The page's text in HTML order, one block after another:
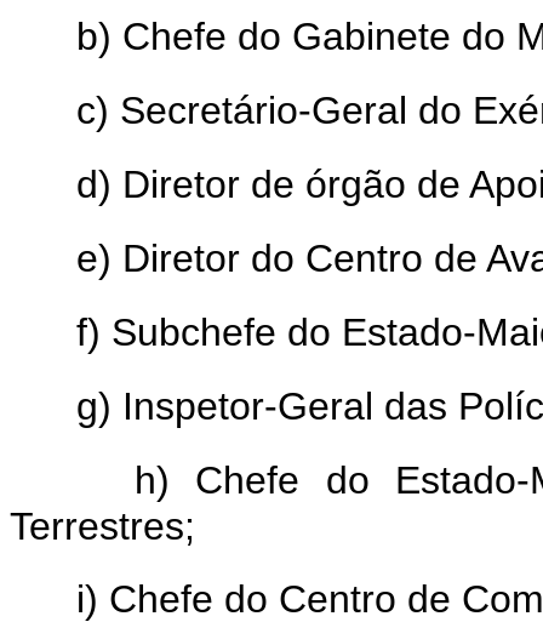
b) Chefe do Gabinete do
c) Secretário-Geral do
d) Diretor de órgão de
e) Diretor do Centro de
f) Subchefe do Estado-
g) Inspetor-Geral das
h) Chefe do Estado-
Terrestres;
i) Chefe do Centro de